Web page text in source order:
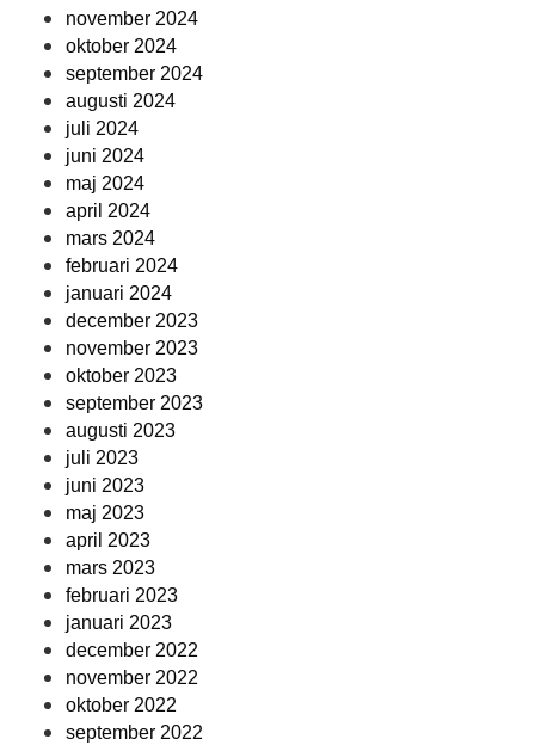
november 2024
oktober 2024
september 2024
augusti 2024
juli 2024
juni 2024
maj 2024
april 2024
mars 2024
februari 2024
januari 2024
december 2023
november 2023
oktober 2023
september 2023
augusti 2023
juli 2023
juni 2023
maj 2023
april 2023
mars 2023
februari 2023
januari 2023
december 2022
november 2022
oktober 2022
september 2022